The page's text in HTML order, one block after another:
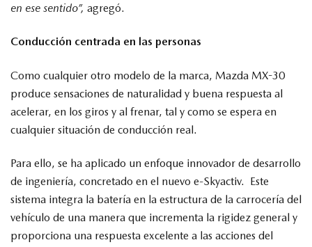
en ese sentido”, agregó.
Conducción centrada en las personas
Como cualquier otro modelo de la marca, Mazda MX-30
produce sensaciones de naturalidad y buena respuesta al
acelerar, en los giros y al frenar, tal y como se espera en
cualquier situación de conducción real.
Para ello, se ha aplicado un enfoque innovador de desarrollo
de ingeniería, concretado en el nuevo e-Skyactiv. Este
sistema integra la batería en la estructura de la carrocería del
vehículo de una manera que incrementa la rigidez general y
proporciona una respuesta excelente a las acciones del